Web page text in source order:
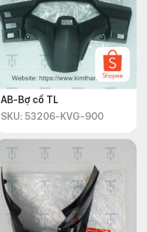
AB-Bợ cổ TL
SKU: 53206-KVG-900